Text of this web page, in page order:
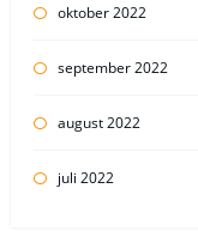
oktober 2022
september 2022
august 2022
juli 2022